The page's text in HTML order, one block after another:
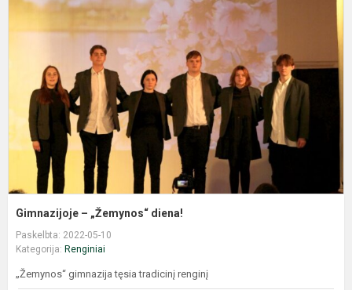
Gimnazijoje – „Žemynos“ diena!
Paskelbta: 2022-05-10
Kategorija: Renginiai
„Žemynos“ gimnazija tęsia tradicinį renginį